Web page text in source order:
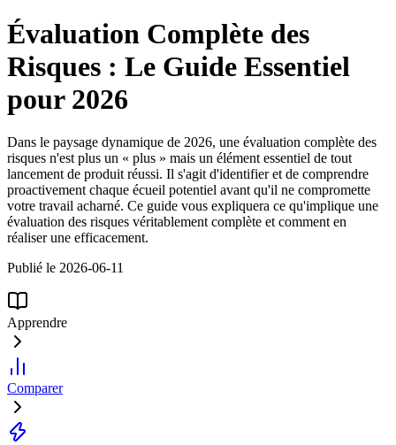
Évaluation Complète des
Risques : Le Guide Essentiel
pour 2026
Dans le paysage dynamique de 2026, une évaluation complète des
risques n'est plus un « plus » mais un élément essentiel de tout
lancement de produit réussi. Il s'agit d'identifier et de comprendre
proactivement chaque écueil potentiel avant qu'il ne compromette
votre travail acharné. Ce guide vous expliquera ce qu'implique une
évaluation des risques véritablement complète et comment en
réaliser une efficacement.
Publié le 2026-06-11
Apprendre
Comparer